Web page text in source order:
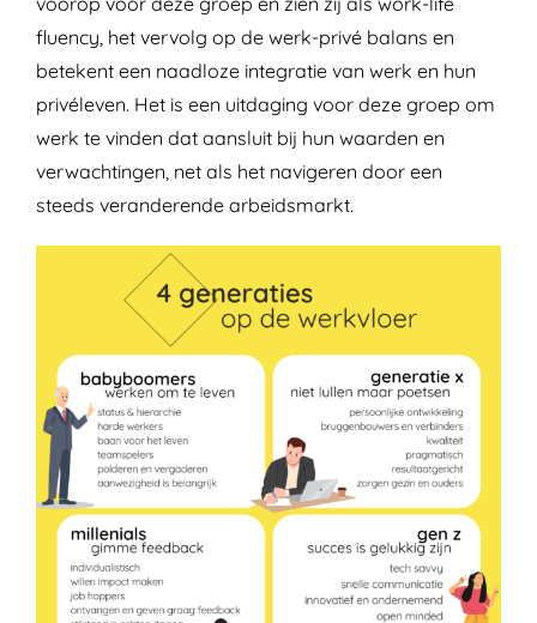
fluency, het vervolg op de werk-privé balans en
betekent een naadloze integratie van werk en hun
privéleven. Het is een uitdaging voor deze groep om
werk te vinden dat aansluit bij hun waarden en
verwachtingen, net als het navigeren door een
steeds veranderende arbeidsmarkt.